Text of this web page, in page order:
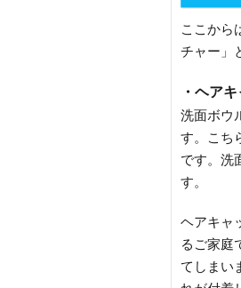
ここから
チャー」
・ヘア
洗面ボウ
す。こち
です。洗
す。
ヘアキャ
るご家庭
てしまい